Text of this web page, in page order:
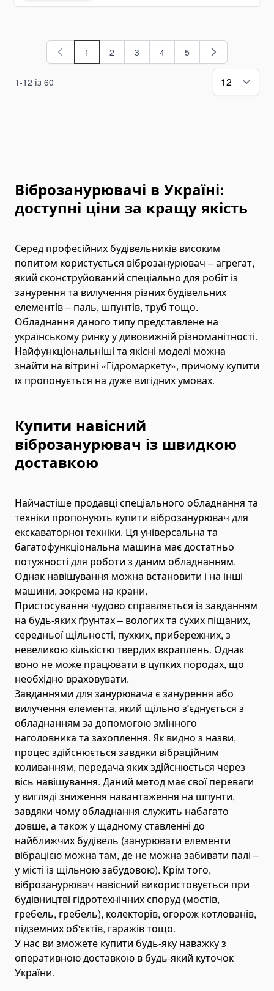
Відвали для зерна і силосу
Навісні екскаватори
Экскаваторы Machinery
Екскаватори HYDRAMET
Викорчовувачі пнів
Спецтехніка
Екскаватори
Колісні екскаватори
Гусеничні екскаватори
Екскаватори-навантажувачі
Міні-екскаватори
Екскаватори-амфібії
Кар'єрні екскаватори
Автогрейдери
Колісні бульдозери
Прибиральна техніхніка
Прибиральники комунальні
Поливальні машини
Підмітально - прибиральні машини
Підлогомиючі машини
Розкидачі піску причіпні
Подрібнювачі деревини (дереворобарки)
Щепорізи
Бурова техніка
Автовишки і підйомники
Самоскиди, вантажівки і тягачі
Самоскиди
Міні-самоскиди
Тягачі
Шасі
Автобетонозмішувачі
Автоцистерни
Автоцистерни для газу
Автоцистерни для палива
Автоцистерни для нафтопродуктів
Автоцистерни для води
Автокрани і маніпулятори
Маніпулятори
Складні крани
Гідравлічні маніпулятори
Телескопічні маніпулятори
Автокрани
Міні-крани
Навантажувачі
1-12 із 60
You're currently reading page
1 Сторінка
2 Сторінка
3 Сторінка
4 Сторінка
5
Віброзанурювачі в Україні:
доступні ціни за кращу якість
Серед професійних будівельників високим
попитом користується віброзанурювач – агрегат,
який сконструйований спеціально для робіт із
занурення та вилучення різних будівельних
елементів – паль, шпунтів, труб тощо.
Обладнання даного типу представлене на
українському ринку у дивовижній різноманітності.
Найфункціональніші та якісні моделі можна
знайти на вітрині «Гідромаркету», причому купити
їх пропонується на дуже вигідних умовах.
Купити навісний
віброзанурювач із швидкою
доставкою
Найчастіше продавці спеціального обладнання та
техніки пропонують купити віброзанурювач для
екскаваторної техніки. Ця універсальна та
багатофункціональна машина має достатньо
потужності для роботи з даним обладнанням.
Однак навішування можна встановити і на інші
машини, зокрема на крани.
Пристосування чудово справляється із завданням
на будь-яких ґрунтах – вологих та сухих піщаних,
середньої щільності, пухких, прибережних, з
невеликою кількістю твердих вкраплень. Однак
воно не може працювати в цупких породах, що
необхідно враховувати.
Завданнями для занурювача є занурення або
вилучення елемента, який щільно з'єднується з
обладнанням за допомогою змінного
наголовника та захоплення. Як видно з назви,
процес здійснюється завдяки вібраційним
коливанням, передача яких здійснюється через
вісь навішування. Даний метод має свої переваги
у вигляді зниження навантаження на шпунти,
завдяки чому обладнання служить набагато
довше, а також у щадному ставленні до
найближчих будівель (занурювати елементи
вібрацією можна там, де не можна забивати палі –
у місті із щільною забудовою). Крім того,
віброзанурювач навісний використовується при
будівництві гідротехнічних споруд (мостів,
гребель, гребель), колекторів, огорож котлованів,
підземних об'єктів, гаражів тощо.
У нас ви зможете купити будь-яку наважку з
оперативною доставкою в будь-який куточок
України.